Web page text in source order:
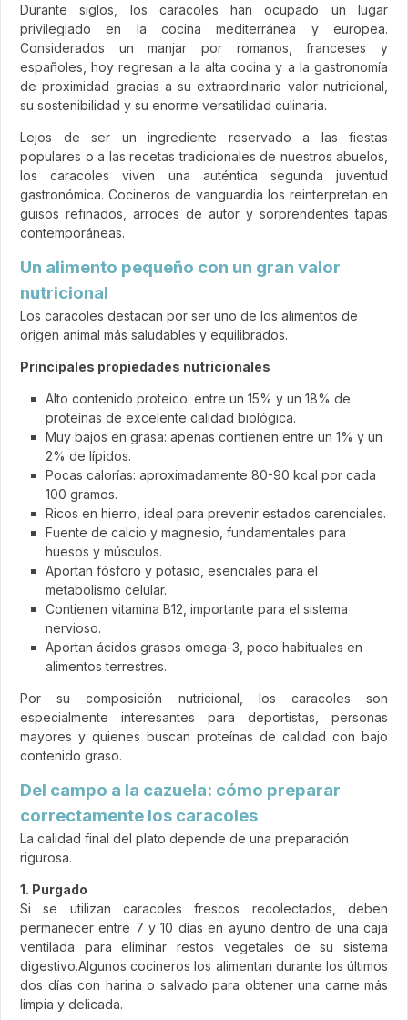
Durante siglos, los caracoles han ocupado un lugar
privilegiado en la cocina mediterránea y europea.
Considerados un manjar por romanos, franceses y
españoles, hoy regresan a la alta cocina y a la gastronomía
de proximidad gracias a su extraordinario valor nutricional,
su sostenibilidad y su enorme versatilidad culinaria.
Lejos de ser un ingrediente reservado a las fiestas
populares o a las recetas tradicionales de nuestros abuelos,
los caracoles viven una auténtica segunda juventud
gastronómica. Cocineros de vanguardia los reinterpretan en
guisos refinados, arroces de autor y sorprendentes tapas
contemporáneas.
Un alimento pequeño con un gran valor
nutricional
Los caracoles destacan por ser uno de los alimentos de
origen animal más saludables y equilibrados.
Principales propiedades nutricionales
Alto contenido proteico: entre un 15% y un 18% de
proteínas de excelente calidad biológica.
Muy bajos en grasa: apenas contienen entre un 1% y un
2% de lípidos.
Pocas calorías: aproximadamente 80-90 kcal por cada
100 gramos.
Ricos en hierro, ideal para prevenir estados carenciales.
Fuente de calcio y magnesio, fundamentales para
huesos y músculos.
Aportan fósforo y potasio, esenciales para el
metabolismo celular.
Contienen vitamina B12, importante para el sistema
nervioso.
Aportan ácidos grasos omega-3, poco habituales en
alimentos terrestres.
Por su composición nutricional, los caracoles son
especialmente interesantes para deportistas, personas
mayores y quienes buscan proteínas de calidad con bajo
contenido graso.
Del campo a la cazuela: cómo preparar
correctamente los caracoles
La calidad final del plato depende de una preparación
rigurosa.
1. Purgado
Si se utilizan caracoles frescos recolectados, deben
permanecer entre 7 y 10 días en ayuno dentro de una caja
ventilada para eliminar restos vegetales de su sistema
digestivo.Algunos cocineros los alimentan durante los últimos
dos días con harina o salvado para obtener una carne más
limpia y delicada.